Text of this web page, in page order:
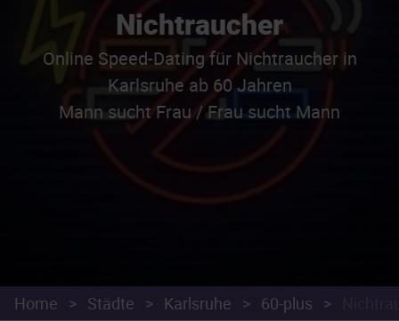
Nichtraucher
Online Speed-Dating für Nichtraucher in
Karlsruhe ab 60 Jahren
Mann sucht Frau / Frau sucht Mann
Home > Städte > Karlsruhe > 60-plus >